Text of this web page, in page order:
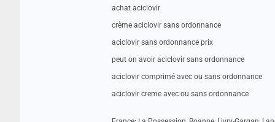
achat aciclovir
crème aciclovir sans ordonnance
aciclovir sans ordonnance prix
peut on avoir aciclovir sans ordonnance
aciclovir comprimé avec ou sans ordonnance
aciclovir creme avec ou sans ordonnance